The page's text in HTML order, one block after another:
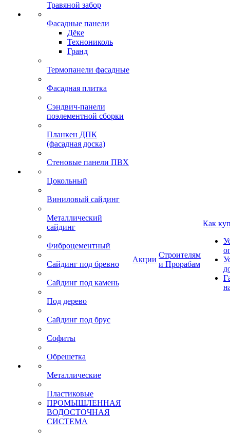
Травяной забор
Фасадные панели
Дёке
Технониколь
Гранд
Термопанели фасадные
Фасадная плитка
Сэндвич-панели
поэлементной сборки
Планкен ДПК
(фасадная доска)
Стеновые панели ПВХ
Цокольный
Виниловый сайдинг
Металлический
сайдинг
Фиброцементный
Сайдинг под бревно
Сайдинг под камень
Под дерево
Сайдинг под брус
Софиты
Обрешетка
Металлические
Пластиковые
ПРОМЫШЛЕННАЯ
ВОДОСТОЧНАЯ
СИСТЕМА
Акции
Строителям
и Прорабам
Как